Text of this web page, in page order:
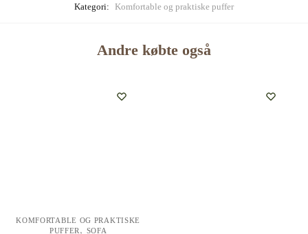
Kategori: Komfortable og praktiske puffer
Andre købte også
KOMFORTABLE OG PRAKTISKE
PUFFER , SOFA